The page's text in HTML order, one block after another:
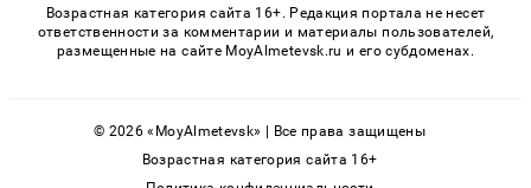
Возрастная категория сайта 16+. Редакция портала не несет
ответственности за комментарии и материалы пользователей,
размещенные на сайте MoyAlmetevsk.ru и его субдоменах.
© 2026 «MoyAlmetevsk» | Все права защищены
Возрастная категория сайта 16+